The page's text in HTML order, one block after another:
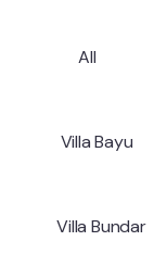
All
Villa Bayu
Villa Bundar